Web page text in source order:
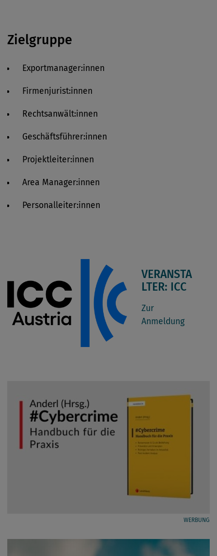
Zielgruppe
Exportmanager:innen
Firmenjurist:innen
Rechtsanwält:innen
Geschäftsführer:innen
Projektleiter:innen
Area Manager:innen
Personalleiter:innen
VERANSTA
LTER: ICC
Zur
Anmeldung
WERBUNG